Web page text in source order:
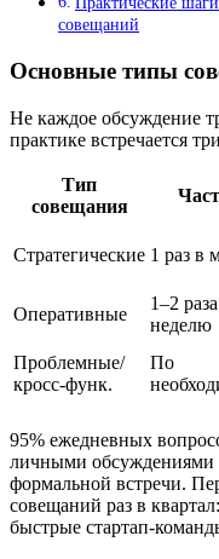
совещаний
Основные типы
Не каждое обсуждение
практике встречается
Тип
совещания
Стратегические 1 раз в
Оперативные
1–2
неделю
Проблемные/
кросс-функ.
По
95% ежедневных
личными обсуждениями
формальной встречи.
совещаний раз в
быстрые стартап-